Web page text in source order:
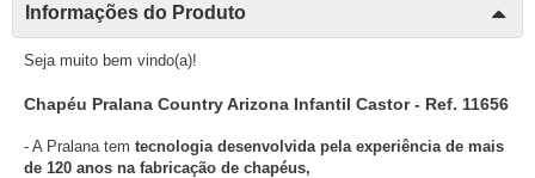
Informações do Produto
Seja muito bem vindo(a)!
Chapéu Pralana Country Arizona Infantil Castor - Ref. 11656
- A Pralana tem tecnologia desenvolvida pela experiência de mais
de 120 anos na fabricação de chapéus,